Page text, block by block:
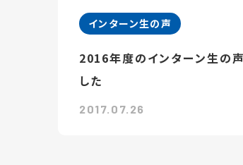
インターン生の声
2016年度のインターン生の
した
2017.07.26